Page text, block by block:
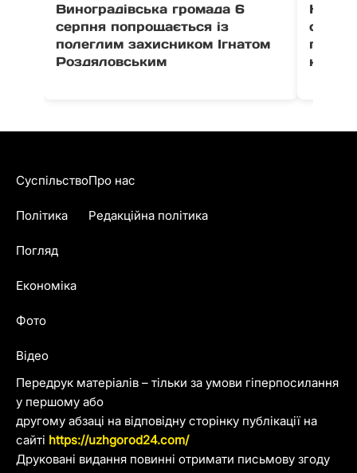
Виноградівська громада 6
серпня попрощається із
полеглим захисником Ігнатом
Роздяловським
На
схеми
Передрук матеріалів – тільки за умови гіперпосилання
у першому або
другому абзаці на відповідну сторінку публікації на
сайті https://uzhgorod24.com/
Друковані видання повинні отримати письмову згоду
Суспільство
Політика
Погляд
Економіка
Фото
Відео
Про нас
Редакційна політика